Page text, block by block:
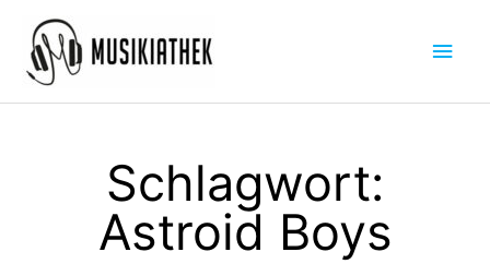
Inhalt
springen
Schlagwort:
Astroid Boys